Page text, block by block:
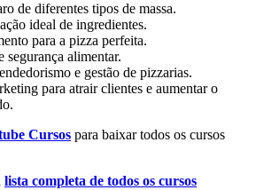
de diferentes tipos de massa.
ideal de ingredientes.
para a pizza perfeita.
segurança alimentar.
e gestão de pizzarias.
para atrair clientes e aumentar o
Cursos para baixar todos os cursos
lista completa de todos os cursos